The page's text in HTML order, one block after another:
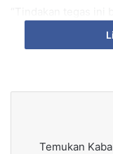
pengendara truck
Rama.
melintas dijalur
Temukan